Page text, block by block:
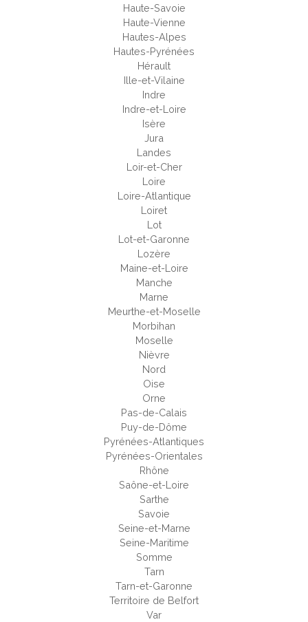
Haute-Savoie
Haute-Vienne
Hautes-Alpes
Hautes-Pyrénées
Hérault
Ille-et-Vilaine
Indre
Indre-et-Loire
Isère
Jura
Landes
Loir-et-Cher
Loire
Loire-Atlantique
Loiret
Lot
Lot-et-Garonne
Lozère
Maine-et-Loire
Manche
Marne
Meurthe-et-Moselle
Morbihan
Moselle
Nièvre
Nord
Oise
Orne
Pas-de-Calais
Puy-de-Dôme
Pyrénées-Atlantiques
Pyrénées-Orientales
Rhône
Saône-et-Loire
Sarthe
Savoie
Seine-et-Marne
Seine-Maritime
Somme
Tarn
Tarn-et-Garonne
Territoire de Belfort
Var